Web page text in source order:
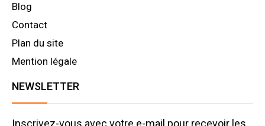
Blog
Contact
Plan du site
Mention légale
NEWSLETTER